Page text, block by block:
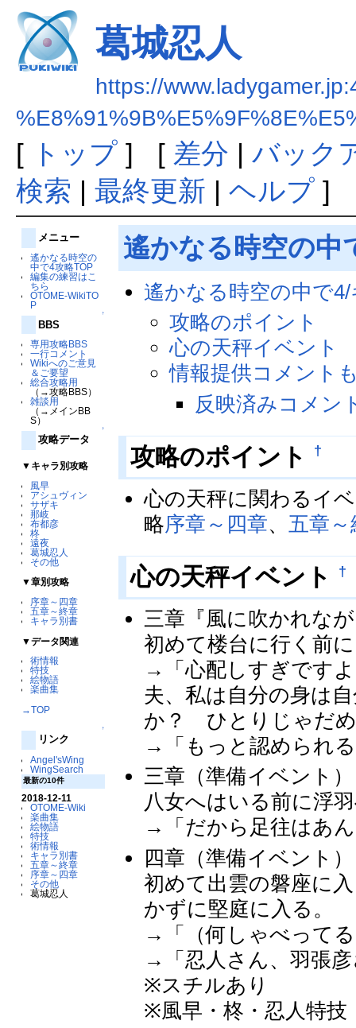
葛城忍人
https://
[ トップ] [ 差分 | バック
検索 | 最終更新 | ヘルプ]
メニュー
遙かなる時空の
中で4攻略TOP
編集の練習はこ
ちら
OTOME-WikiTO
P
↑
BBS
専用攻略BBS
一行コメント
Wikiへのご意見
＆ご要望
総合攻略用
（→攻略BBS）
雑談用
（→メインBB
S）
↑
攻略データ
▼キャラ別攻略
風早
アシュヴィン
サザキ
那岐
布都彦
柊
遠夜
葛城忍人
その他
▼章別攻略
序章～四章
五章～終章
キャラ別書
▼データ関連
術情報
特技
絵物語
楽曲集
→TOP
↑
リンク
Angel'sWing
WingSearch
最新の10件
2018-12-11
OTOME-Wiki
楽曲集
絵物語
特技
術情報
キャラ別書
五章～終章
序章～四章
その他
葛城忍人
遙かなる時空の中
遙かなる時空の中で
攻略のポイント
心の天秤イベント
情報提供コメント
反映済みコメン
攻略のポイント †
心の天秤に関わるイ
略序章～四章、 五章～
心の天秤イベント †
三章『風に吹かれな
初めて楼台に行く前
→「心配しすぎです
夫、私は自分の身は
か？ ひとりじゃだ
→「もっと認められ
三章（準備イベント）
八女へはいる前に浮
→「だから足往はあ
四章（準備イベント）
初めて出雲の磐座に
かずに堅庭に入る。
→「（何しゃべって
→「忍人さん、羽張
※スチルあり
※風早・柊・忍人特技